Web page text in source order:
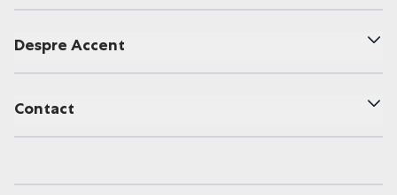
Despre Accent
Contact